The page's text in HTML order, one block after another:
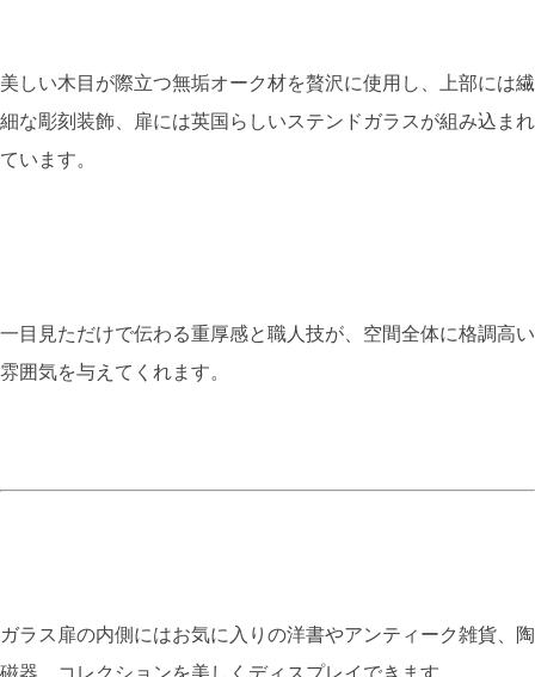
美しい木目が際立つ無垢オーク材を贅沢に使用し、上部には繊
細な彫刻装飾、扉には英国らしいステンドガラスが組み込まれ
ています。
一目見ただけで伝わる重厚感と職人技が、空間全体に格調高い
雰囲気を与えてくれます。
ガラス扉の内側にはお気に入りの洋書やアンティーク雑貨、陶